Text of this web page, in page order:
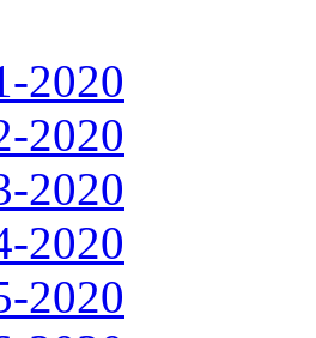
2020
2020
2020
2020
2020